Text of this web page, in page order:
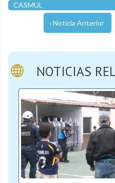
CASMUL
‹ Noticia Anterior
NOTICIAS